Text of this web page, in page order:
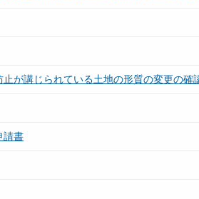
が講じられている土地の形質の変更の確
請書